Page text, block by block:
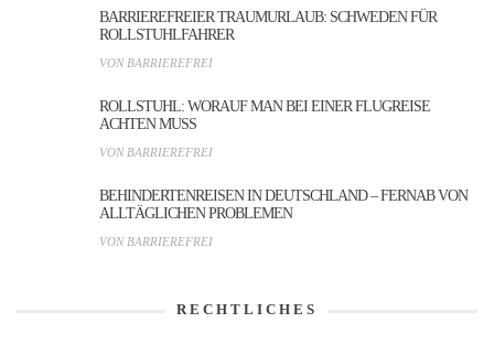
BARRIEREFREIER TRAUMURLAUB: SCHWEDEN FÜR
ROLLSTUHLFAHRER
VON BARRIEREFREI
ROLLSTUHL: WORAUF MAN BEI EINER FLUGREISE
ACHTEN MUSS
VON BARRIEREFREI
BEHINDERTENREISEN IN DEUTSCHLAND – FERNAB VON
ALLTÄGLICHEN PROBLEMEN
VON BARRIEREFREI
RECHTLICHES